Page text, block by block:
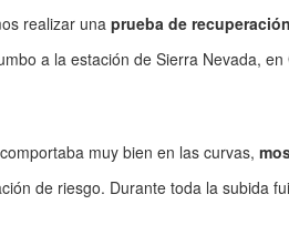
realizar una prueba de
a la estación de Sierra Nevada,
muy bien en las curvas,
de riesgo. Durante toda la subida